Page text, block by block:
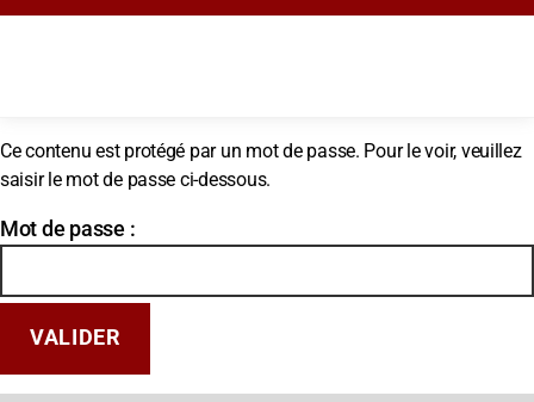
Ce contenu est protégé par un mot de passe. Pour le voir, veuillez
saisir le mot de passe ci-dessous.
Mot de passe :